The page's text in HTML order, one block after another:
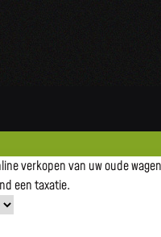
verkopen van uw oude
een taxatie.